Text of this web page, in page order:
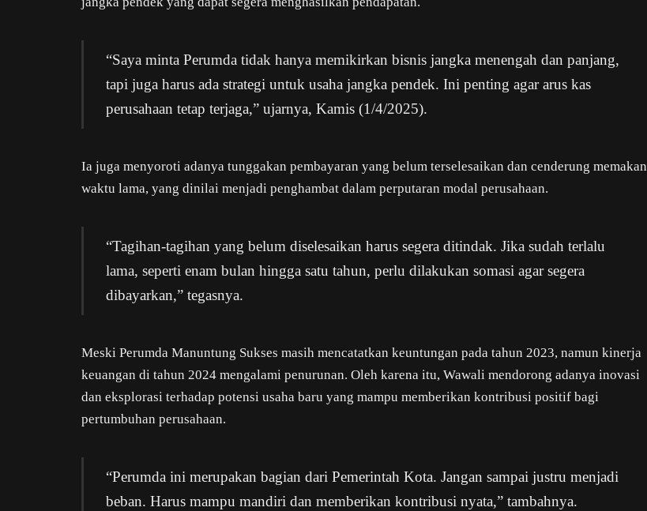
“Saya minta Perumda tidak hanya memikirkan bisnis jangka menengah dan panjang,
tapi juga harus ada strategi untuk usaha jangka pendek. Ini penting agar arus kas
perusahaan tetap terjaga,” ujarnya, Kamis (1/4/2025).
Ia juga menyoroti adanya tunggakan pembayaran yang belum terselesaikan dan cenderung memakan
waktu lama, yang dinilai menjadi penghambat dalam perputaran modal perusahaan.
“Tagihan-tagihan yang belum diselesaikan harus segera ditindak. Jika sudah terlalu
lama, seperti enam bulan hingga satu tahun, perlu dilakukan somasi agar segera
dibayarkan,” tegasnya.
Meski Perumda Manuntung Sukses masih mencatatkan keuntungan pada tahun 2023, namun kinerja
keuangan di tahun 2024 mengalami penurunan. Oleh karena itu, Wawali mendorong adanya inovasi
dan eksplorasi terhadap potensi usaha baru yang mampu memberikan kontribusi positif bagi
pertumbuhan perusahaan.
“Perumda ini merupakan bagian dari Pemerintah Kota. Jangan sampai justru menjadi
beban. Harus mampu mandiri dan memberikan kontribusi nyata,” tambahnya.